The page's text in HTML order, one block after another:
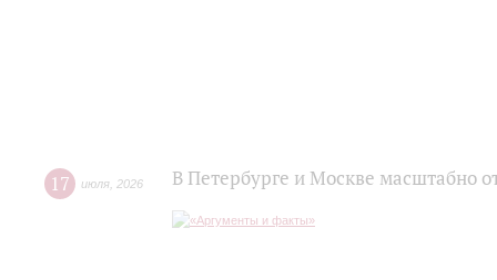
17 июля 2026 В Петербурге и Москве масштабно